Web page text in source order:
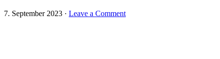
7. September 2023 · Leave a Comment